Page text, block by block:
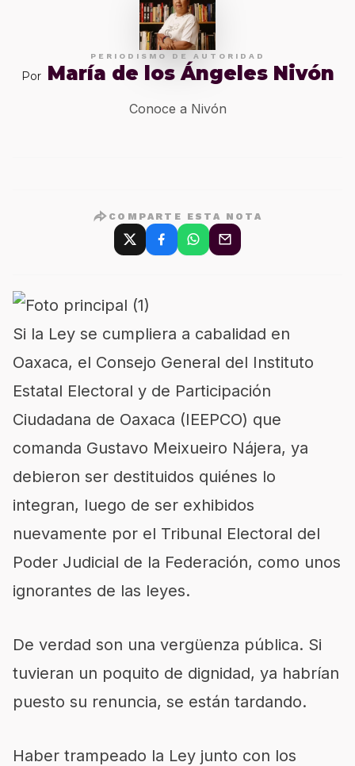
PERIODISMO DE AUTORIDAD
Por María de los Ángeles Nivón
Conoce a Nivón
COMPARTE ESTA NOTA
Si la Ley se cumpliera a cabalidad en
Oaxaca, el Consejo General del Instituto
Estatal Electoral y de Participación
Ciudadana de Oaxaca (IEEPCO) que
comanda Gustavo Meixueiro Nájera, ya
debieron ser destituidos quiénes lo
integran, luego de ser exhibidos
nuevamente por el Tribunal Electoral del
Poder Judicial de la Federación, como unos
ignorantes de las leyes.
De verdad son una vergüenza pública. Si
tuvieran un poquito de dignidad, ya habrían
puesto su renuncia, se están tardando.
Haber trampeado la Ley junto con los